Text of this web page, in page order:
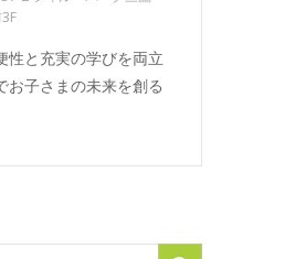
性と充実の学びを両立
お子さまの未来を創る